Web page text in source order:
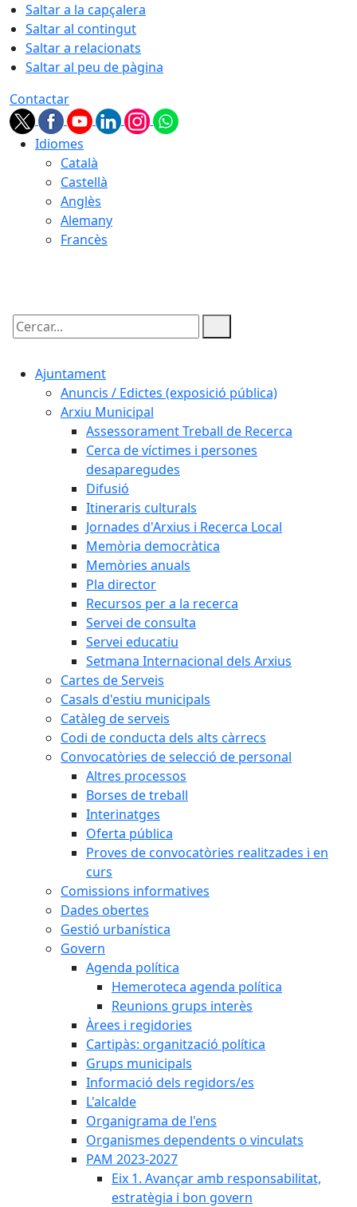
Saltar a la capçalera
Saltar al contingut
Saltar a relacionats
Saltar al peu de pàgina
Contactar
Idiomes
Català
Castellà
Anglès
Alemany
Francès
Cercar:
Ajuntament
Anuncis / Edictes (exposició pública)
Arxiu Municipal
Assessorament Treball de Recerca
Cerca de víctimes i persones
desaparegudes
Difusió
Itineraris culturals
Jornades d'Arxius i Recerca Local
Memòria democràtica
Memòries anuals
Pla director
Recursos per a la recerca
Servei de consulta
Servei educatiu
Setmana Internacional dels Arxius
Cartes de Serveis
Casals d'estiu municipals
Catàleg de serveis
Codi de conducta dels alts càrrecs
Convocatòries de selecció de personal
Altres processos
Borses de treball
Interinatges
Oferta pública
Proves de convocatòries realitzades i en
curs
Comissions informatives
Dades obertes
Gestió urbanística
Govern
Agenda política
Hemeroteca agenda política
Reunions grups interès
Àrees i regidories
Cartipàs: organització política
Grups municipals
Informació dels regidors/es
L'alcalde
Organigrama de l'ens
Organismes dependents o vinculats
PAM 2023-2027
Eix 1. Avançar amb responsabilitat,
estratègia i bon govern